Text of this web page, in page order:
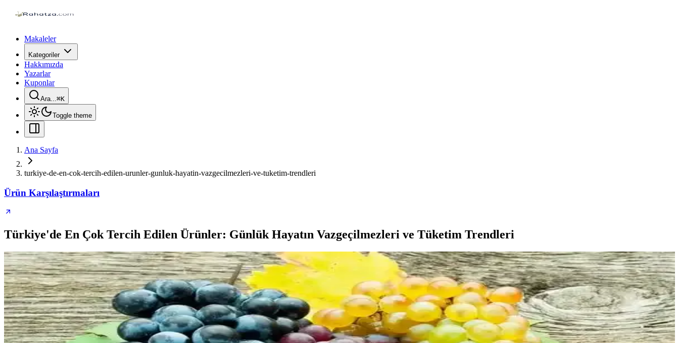
Makaleler
Kategoriler
Hakkımızda
Yazarlar
Kuponlar
Ara...⌘K
Toggle theme
Ana Sayfa
turkiye-de-en-cok-tercih-edilen-urunler-gunluk-hayatin-vazgecilmezleri-ve-tuketim-trendleri
Ürün Karşılaştırmaları
Türkiye'de En Çok Tercih Edilen Ürünler: Günlük Hayatın Vazgeçilmezleri ve Tüketim Trendleri